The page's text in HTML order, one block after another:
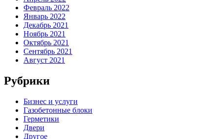
Февраль 2022
Январь 2022
Декабрь 2021
Ноябрь 2021
Октябрь 2021
Сентябрь 2021
Август 2021
Рубрики
Бизнес и услуги
Газобетонные блоки
Герметики
Двери
Другое